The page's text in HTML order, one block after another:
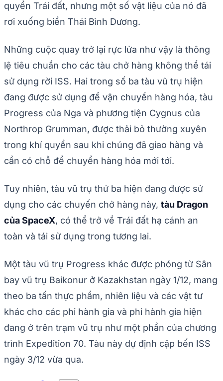
quyển Trái đất, nhưng một số vật liệu của nó đã
rơi xuống biển Thái Bình Dương.
Những cuộc quay trở lại rực lửa như vậy là thông
lệ tiêu chuẩn cho các tàu chở hàng không thể tái
sử dụng rời ISS. Hai trong số ba tàu vũ trụ hiện
đang được sử dụng để vận chuyển hàng hóa, tàu
Progress của Nga và phương tiện Cygnus của
Northrop Grumman, được thải bỏ thường xuyên
trong khí quyển sau khi chúng đã giao hàng và
cần có chỗ để chuyển hàng hóa mới tới.
Tuy nhiên, tàu vũ trụ thứ ba hiện đang được sử
dụng cho các chuyến chở hàng này, tàu Dragon
của SpaceX, có thể trở về Trái đất hạ cánh an
toàn và tái sử dụng trong tương lai.
Một tàu vũ trụ Progress khác được phóng từ Sân
bay vũ trụ Baikonur ở Kazakhstan ngày 1/12, mang
theo ba tấn thực phẩm, nhiên liệu và các vật tư
khác cho các phi hành gia và phi hành gia hiện
đang ở trên trạm vũ trụ như một phần của chương
trình Expedition 70. Tàu này dự định cập bến ISS
ngày 3/12 vừa qua.